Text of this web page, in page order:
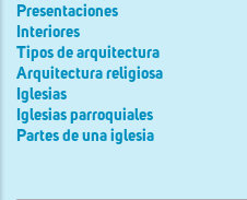
Presentaciones
Interiores
Tipos de arquitectura
Arquitectura religiosa
Iglesias
Iglesias parroquiales
Partes de una iglesia